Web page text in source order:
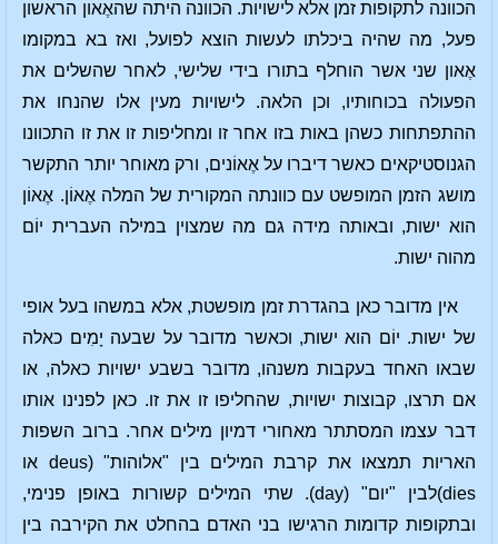
הכוונה לתקופות זמן אלא לישויות. הכוונה היתה שהאֶאון הראשון
פעל, מה שהיה ביכלתו לעשות הוצא לפועל, ואז בא במקומו
אֶאון שני אשר הוחלף בתורו בידי שלישי, לאחר שהשלים את
הפעולה בכוחותיו, וכן הלאה. לישויות מעין אלו שהנחו את
ההתפתחות כשהן באות בזו אחר זו ומחליפות זו את זו התכוונו
הגנוסטיקאים כאשר דיברו על אֶאוֹנים, ורק מאוחר יותר התקשר
מושג הזמן המופשט עם כוונתה המקורית של המלה אֶאוֹן. אֶאוֹן
הוא ישות, ובאותה מידה גם מה שמצוין במילה העברית יוֹם
מהוה ישות.
אין מדובר כאן בהגדרת זמן מופשטת, אלא במשהו בעל אופי
של ישות. יוֹם הוא ישות, וכאשר מדובר על שבעה יָמִים כאלה
שבאו האחד בעקבות משנהו, מדובר בשבע ישויות כאלה, או
אם תרצו, קבוצות ישויות, שהחליפו זו את זו. כאן לפנינו אותו
דבר עצמו המסתתר מאחורי דמיון מילים אחר. ברוב השפות
האריות תמצאו את קרבת המילים בין "אלוהות" (deus או
dies)לבין "יום" (day). שתי המילים קשורות באופן פנימי,
ובתקופות קדומות הרגישו בני האדם בהחלט את הקירבה בין